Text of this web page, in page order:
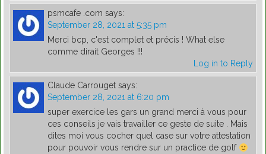
psmcafe .com says:
September 28, 2021 at 5:35 pm
Merci bcp, c'est complet et précis ! What else
comme dirait Georges !!!
Log in to Reply
Claude Carrouget says:
September 28, 2021 at 6:20 pm
super exercice les gars un grand merci à vous pour
ces conseils je vais travailler ce geste de suite . Mais
dites moi vous cocher quel case sur votre attestation
pour pouvoir vous rendre sur un practice de golf